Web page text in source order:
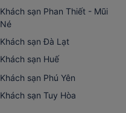
Khách sạn Phan Thiết - Mũi
Né
Khách sạn Đà Lạt
Khách sạn Huế
Khách sạn Phú Yên
Khách sạn Tuy Hòa